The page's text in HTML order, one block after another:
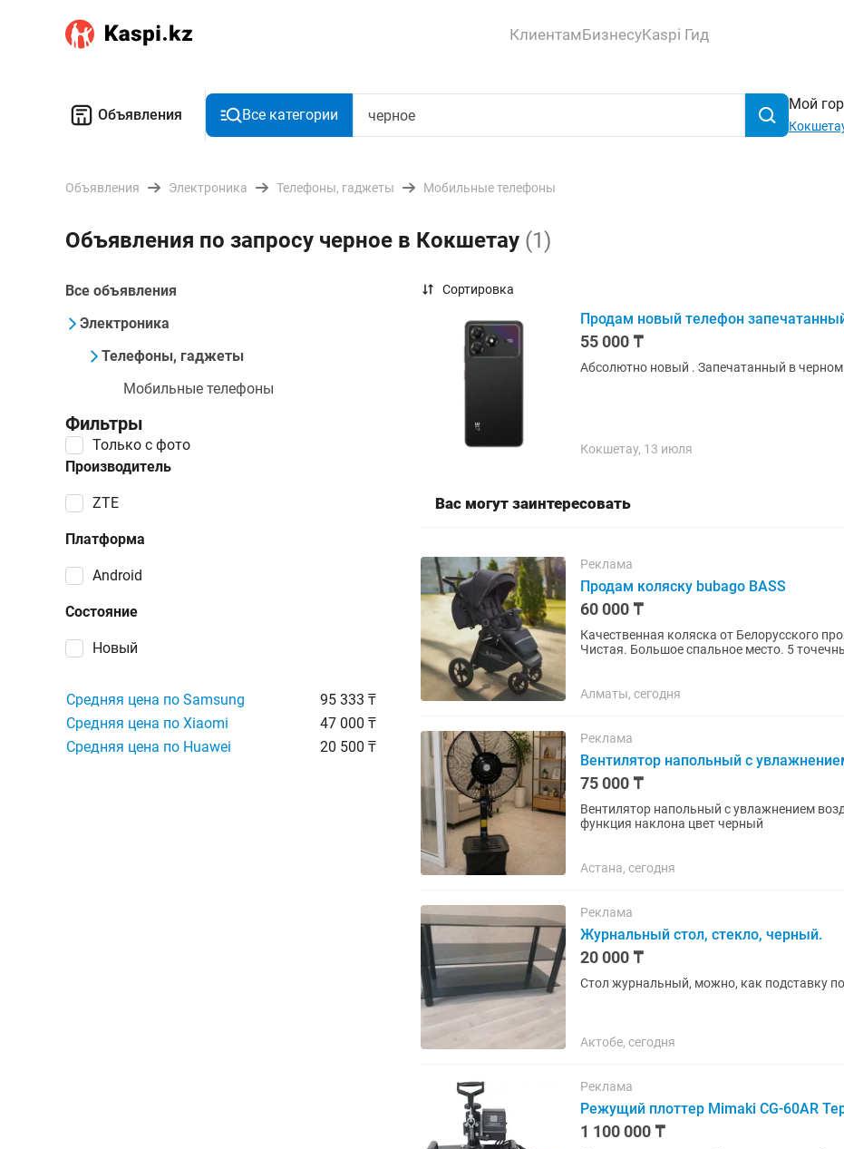
КлиентамБизнесуKaspi Гид
Объявления Все категории
Мой
Объявления Электроника Телефоны, гаджеты Мобильные телефоны
Объявления по запросу черное в Кокшетау (1)
Все объявления
Электроника
Телефоны, гаджеты
Мобильные телефоны
Фильтры
Производитель
ZTE
Платформа
Android
Состояние
Новый
Только с фото
Средняя цена по Samsung
95 333 ₸
Средняя цена по Xiaomi
47 000 ₸
Средняя цена по Huawei
20 500 ₸
Сортировка
Продам новый телефон
55 000 ₸
Абсолютно новый . Запечатанный в черном
Кокшетау, 13 июля
Вас могут заинтересовать
Реклама
Продам коляску bubago BASS
60 000 ₸
Качественная коляска от Белорусского производителя Коляска в
Чистая. Большое спальное место. 5
Алматы, сегодня
Реклама
Вентилятор напольный с
75 000 ₸
Вентилятор напольный с увлажнением
функция наклона цвет черный
Астана, сегодня
Реклама
Журнальный стол, стекло, черный.
20 000 ₸
Стол журнальный, можно, как подставку
Актобе, сегодня
Реклама
Режущий плоттер Mimaki CG-60AR
1 100 000 ₸